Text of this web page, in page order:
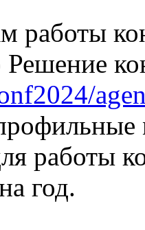
работы
Решение
работы
год.